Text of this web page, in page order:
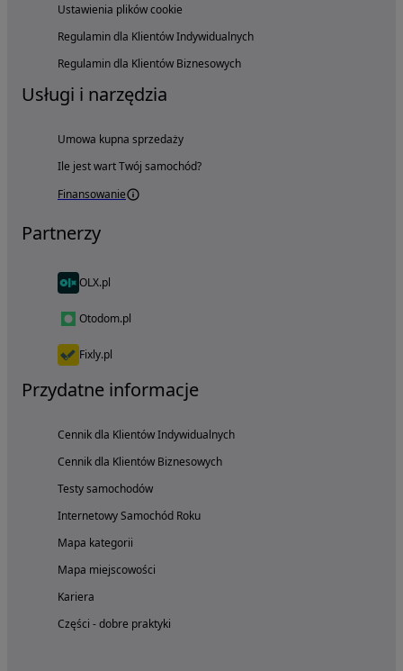
Ustawienia plików cookie
Regulamin dla Klientów Indywidualnych
Regulamin dla Klientów Biznesowych
Usługi i narzędzia
Umowa kupna sprzedaży
Ile jest wart Twój samochód?
Finansowanie
Partnerzy
OLX.pl
Otodom.pl
Fixly.pl
Przydatne informacje
Cennik dla Klientów Indywidualnych
Cennik dla Klientów Biznesowych
Testy samochodów
Internetowy Samochód Roku
Mapa kategorii
Mapa miejscowości
Kariera
Części - dobre praktyki